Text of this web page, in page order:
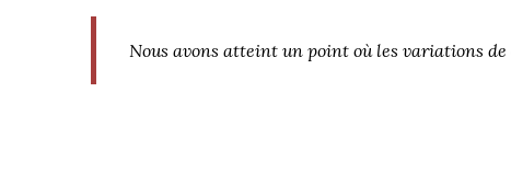
Nous avons atteint un point où les variations de